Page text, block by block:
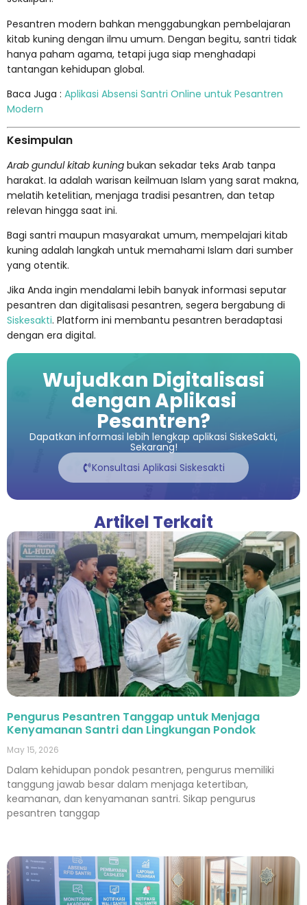
Pesantren modern bahkan menggabungkan pembelajaran
kitab kuning dengan ilmu umum. Dengan begitu, santri tidak
hanya paham agama, tetapi juga siap menghadapi
tantangan kehidupan global.
Baca Juga : Aplikasi Absensi Santri Online untuk Pesantren
Modern
Kesimpulan
Arab gundul kitab kuning bukan sekadar teks Arab tanpa
harakat. Ia adalah warisan keilmuan Islam yang sarat makna,
melatih ketelitian, menjaga tradisi pesantren, dan tetap
relevan hingga saat ini.
Bagi santri maupun masyarakat umum, mempelajari kitab
kuning adalah langkah untuk memahami Islam dari sumber
yang otentik.
Jika Anda ingin mendalami lebih banyak informasi seputar
pesantren dan digitalisasi pesantren, segera bergabung di
Siskesakti. Platform ini membantu pesantren beradaptasi
dengan era digital.
Wujudkan Digitalisasi
dengan Aplikasi
Pesantren?
Dapatkan informasi lebih lengkap aplikasi SiskeSakti,
Sekarang!
Konsultasi Aplikasi Siskesakti
Artikel Terkait
Pengurus Pesantren Tanggap untuk Menjaga
Kenyamanan Santri dan Lingkungan Pondok
May 15, 2026
Dalam kehidupan pondok pesantren, pengurus memiliki
tanggung jawab besar dalam menjaga ketertiban,
keamanan, dan kenyamanan santri. Sikap pengurus
pesantren tanggap